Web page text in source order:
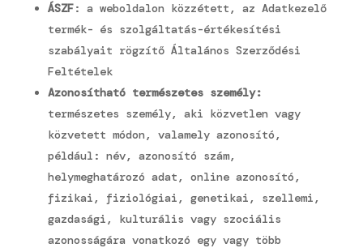
ÁSZF: a weboldalon közzétett, az Adatkezelő
termék- és szolgáltatás-értékesítési
szabályait rögzítő Általános Szerződési
Feltételek
Azonosítható természetes személy:
természetes személy, aki közvetlen vagy
közvetett módon, valamely azonosító,
például: név, azonosító szám,
helymeghatározó adat, online azonosító,
fizikai, fiziológiai, genetikai, szellemi,
gazdasági, kulturális vagy szociális
azonosságára vonatkozó egy vagy több